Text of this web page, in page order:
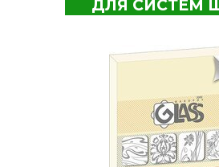
ДЛЯ СИСТЕМ